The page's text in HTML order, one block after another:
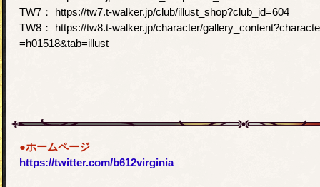
TW7： https://tw7.t-walker.jp/club/illust_shop?club_id=604
TW8： https://tw8.t-walker.jp/character/
=h01518&tab=illust
●ホームページ
https://twitter.com/b612virginia